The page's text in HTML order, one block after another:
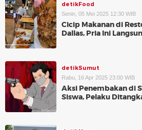
detikFood
Senin, 05 Mei 2025 12:30 WIB
Cicip Makanan di
Dallas, Pria Ini
detikSumut
Rabu, 16 Apr 2025 23:00 WIB
Aksi Penembakan di
Siswa, Pelaku